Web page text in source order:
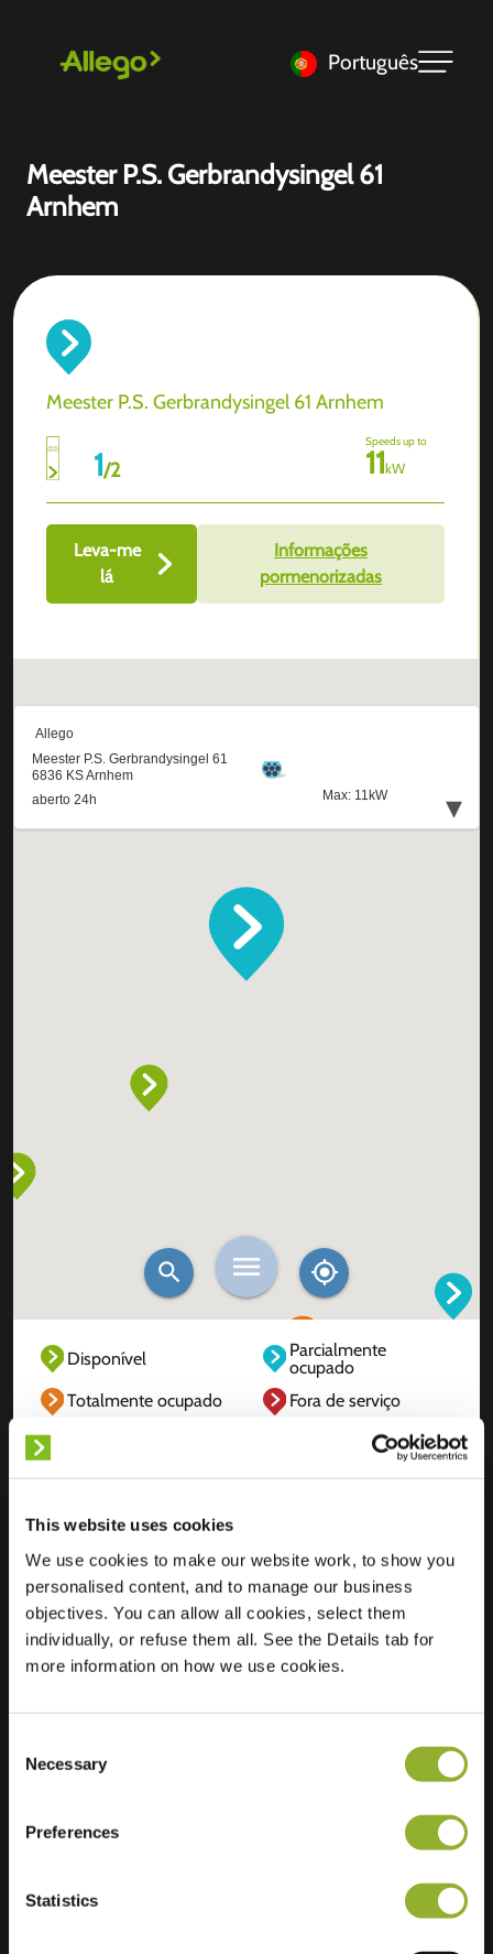
This website uses cookies
We use cookies to make our website work, to show you
personalised content, and to manage our business
objectives. You can allow all cookies, select them
individually, or refuse them all. See the Details tab for
more information on how we use cookies.
Selection
Necessary
Preferences
Statistics
Português
Meester P.S. Gerbrandysingel 61
Arnhem
Meester P.S. Gerbrandysingel 61 Arnhem
1/2
Speeds up to
11kW
Leva-me
lá
Informações
pormenorizadas
Disponível
Parcialmente
ocupado
Totalmente ocupado
Fora de serviço
Localização
Meester P.S.
Gerbrandysingel 61
6836 KS Arnhem
Países Baixos
Regular Charging 1 of 2 available
Informações adicionais